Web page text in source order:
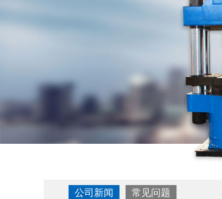
公司新闻 常见问题